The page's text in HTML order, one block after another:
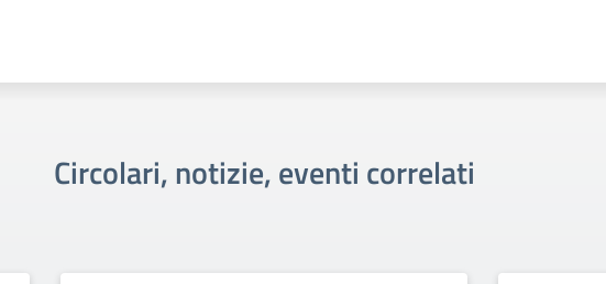
Circolari, notizie, eventi correlati